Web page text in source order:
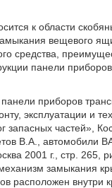
к области
вещевого
средства,
панели приборов
приборов
эксплуатации и
запасных частей»,
В.А., автомобили
2001 г., стр. 265,
замыкания
расположен внутри